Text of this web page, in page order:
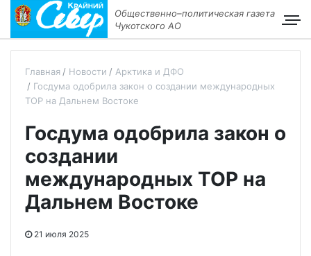
Общественно–политическая газета
Чукотского АО
Главная Новости
Арктика и ДФО
Госдума одобрила закон о создании международных
ТОР на Дальнем Востоке
Госдума одобрила закон о
создании
международных ТОР на
Дальнем Востоке
21 июля 2025